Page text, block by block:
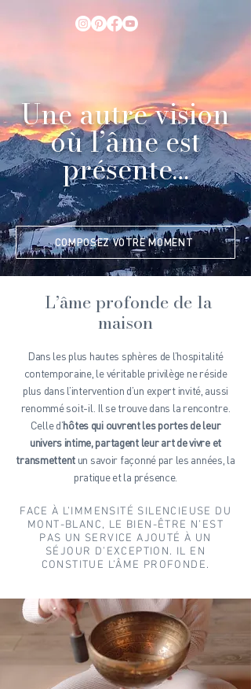
Une autre vision
où l’âme est
présente…
COMPOSEZ VOTRE MOMENT
L’âme profonde de la
maison
Dans les plus hautes sphères de l’hospitalité
contemporaine, le véritable privilège ne réside
plus dans l’intervention d’un expert invité, aussi
renommé soit-il. Il se trouve dans la rencontre.
Celle d’hôtes qui ouvrent les portes de leur
univers intime, partagent leur art de vivre et
transmettent un savoir façonné par les années, la
pratique et la présence.
FACE À L’IMMENSITÉ SILENCIEUSE DU
MONT-BLANC, LE BIEN-ÊTRE N’EST
PAS UN SERVICE AJOUTÉ À UN
SÉJOUR D’EXCEPTION. IL EN
CONSTITUE L’ÂME PROFONDE.